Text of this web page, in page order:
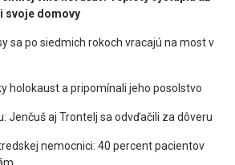
svoje domovy
sa po siedmich rokoch vracajú na most v
holokaust a pripomínali jeho posolstvo
Jenčuš aj Trontelj sa odvďačili za dôveru
nemocnici: 40 percent pacientov